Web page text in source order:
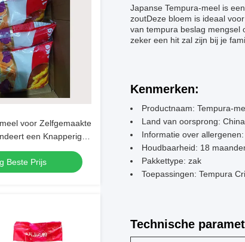
voor Zelfgemaakte
een Knapperige
Perfect
Beste Prijs
Japanse Tempura-meel is
zoutDeze bloem is ideaal
van tempura beslag mengsel
zeker een hit zal zijn bij je
Kenmerken:
Productnaam: Tempura-
Land van oorsprong: China
Informatie over
Houdbaarheid: 18
Pakkettype: zak
Toepassingen: Tempura
Technische